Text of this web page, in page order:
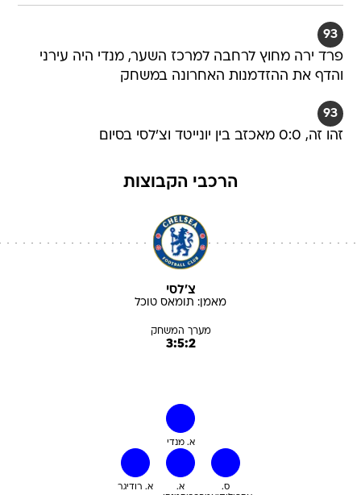
93
פרד ירה מחוץ לרחבה למרכז השער, מנדי היה עירני
והדף את ההזדמנות האחרונה במשחק
93
זהו זה, 0:0 מאכזב בין יונייטד וצ'לסי בסיום
הרכבי הקבוצות
צ'לסי
מאמן: תומאס טוכל
מערך המשחק
3:5:2
א. מנדי
א. רודיגר
א.
ס.